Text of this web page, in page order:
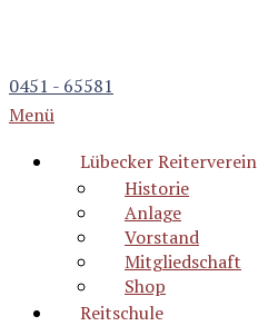
0451 - 65581
Menü
Lübecker Reiterverein
Historie
Anlage
Vorstand
Mitgliedschaft
Shop
Reitschule